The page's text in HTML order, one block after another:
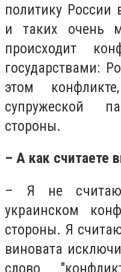
политику России
и таких очень
происходит
государствами:
этом
супружеской
стороны.
– А как считаете
– Я не
украинском
стороны. Я
виновата
слово